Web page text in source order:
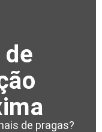
de
de pragas?